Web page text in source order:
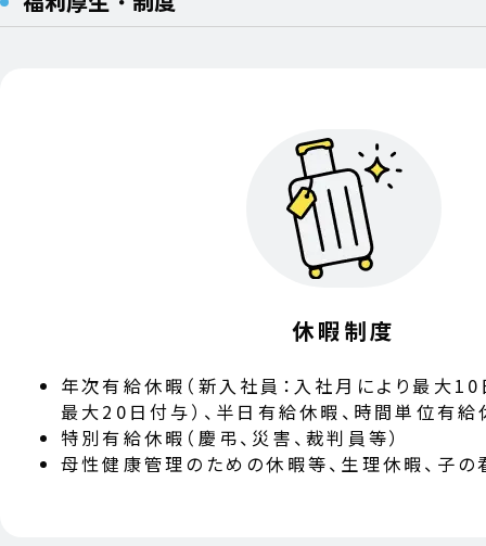
休暇制度
年次有給休暇（新入社員：入社月により最大10
最大20日付与）、半日有給休暇、時間単位有給
特別有給休暇（慶弔、災害、裁判員等）
母性健康管理のための休暇等、生理休暇、子